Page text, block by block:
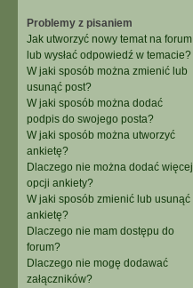
Problemy z pisaniem
Jak utworzyć nowy temat na forum
lub wysłać odpowiedź w temacie?
W jaki sposób można zmienić lub
usunąć post?
W jaki sposób można dodać
podpis do swojego posta?
W jaki sposób można utworzyć
ankietę?
Dlaczego nie można dodać więcej
opcji ankiety?
W jaki sposób zmienić lub usunąć
ankietę?
Dlaczego nie mam dostępu do
forum?
Dlaczego nie mogę dodawać
załączników?